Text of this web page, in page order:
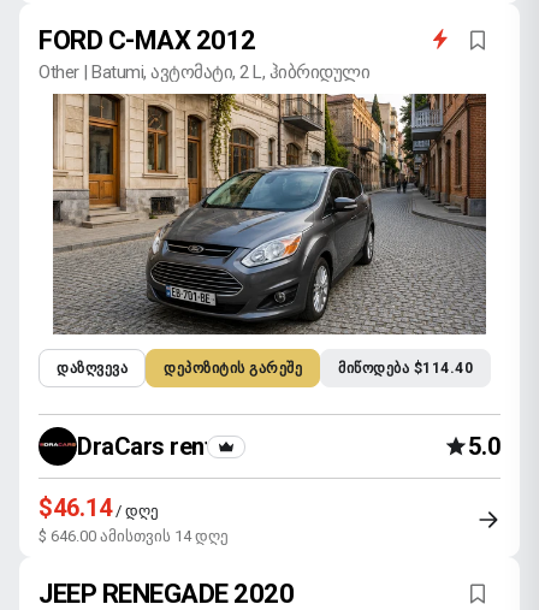
FORD C-MAX 2012
Other | Batumi, ავტომატი, 2 L, ჰიბრიდული
ᲓᲐᲖᲦᲕᲔᲕᲐ ᲓᲔᲞᲝᲖᲘᲢᲘᲡ ᲒᲐᲠᲔᲨᲔ ᲛᲘᲬᲝᲓᲔᲑᲐ $114.40
DraCars rental 5.0
$46.14/ დღე
$ 646.00 ამისთვის 14 დღე
JEEP RENEGADE 2020